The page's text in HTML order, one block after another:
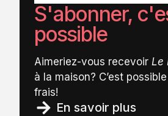
S'abonner,
possible
Aimeriez-vous recevoir Le
à la maison? C’est
frais!
En savoir plus